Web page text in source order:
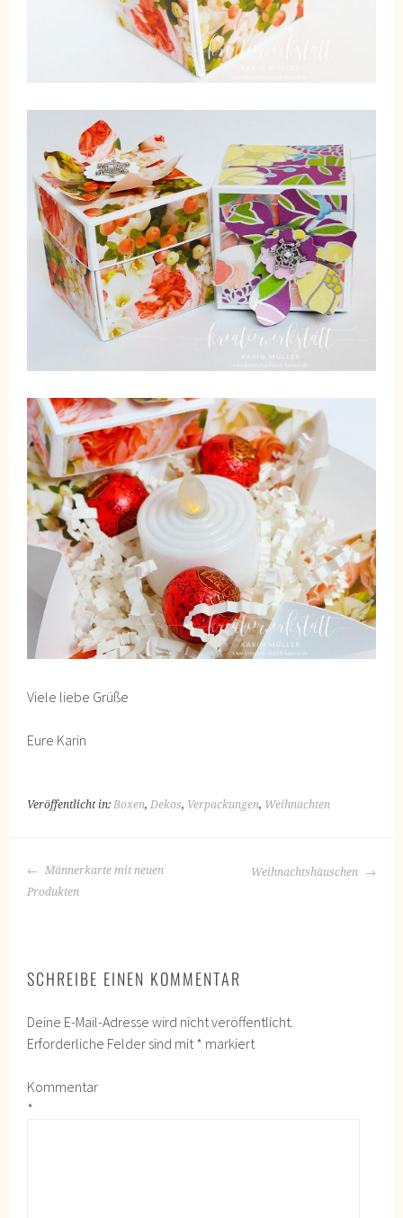
Viele liebe Grüße
Eure Karin
Veröffentlicht in:Boxen,Dekos, Verpackungen, Weihnachten
BEITRAGS-
NAVIGATION
Männerkarte mit neuen
Produkten
Weihnachtshäuschen
SCHREIBE EINEN KOMMENTAR
Deine E-Mail-Adresse wird nicht veröffentlicht.
Erforderliche Felder sind mit* markiert
Kommentar
*